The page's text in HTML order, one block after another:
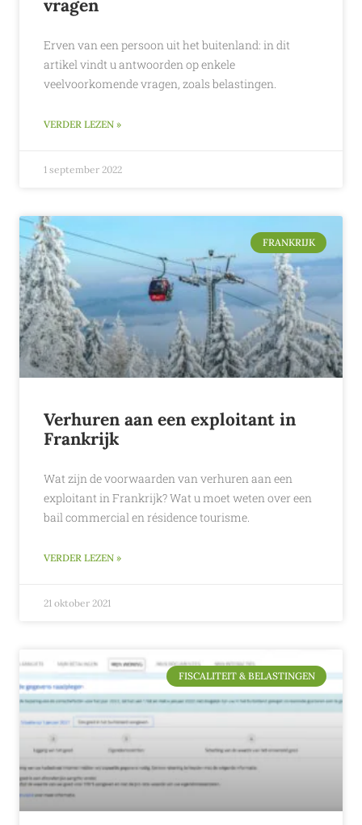
vragen
Erven van een persoon uit het buitenland: in dit
artikel vindt u antwoorden op enkele
veelvoorkomende vragen, zoals belastingen.
VERDER LEZEN »
1 september 2022
FRANKRIJK
Verhuren aan een exploitant in
Frankrijk
Wat zijn de voorwaarden van verhuren aan een
exploitant in Frankrijk? Wat u moet weten over een
bail commercial en résidence tourisme.
VERDER LEZEN »
21 oktober 2021
FISCALITEIT & BELASTINGEN